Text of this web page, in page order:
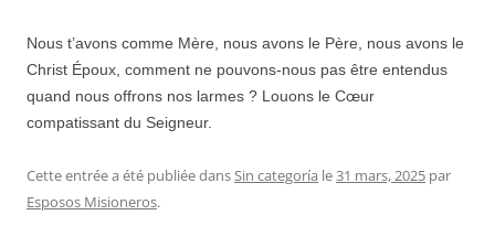
Nous t’avons comme Mère, nous avons le Père, nous avons le
Christ Époux, comment ne pouvons-nous pas être entendus
quand nous offrons nos larmes ? Louons le Cœur
compatissant du Seigneur.
Cette entrée a été publiée dansSin categoría le31 mars, 2025 par
Esposos Misioneros.